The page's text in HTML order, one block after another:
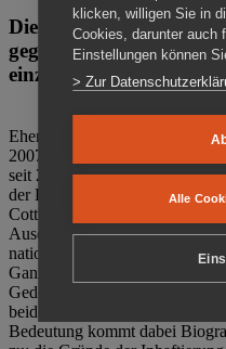
Die Gedenkstätte
gegen das Vergessen.
einzigartig.
Ehemalige politische Häftlinge
2007 den Verein
seit 2011 Eigentümer des
der Bautzener Straße und
Cottbus ist. Im Zentrum der
Auseinandersetzung mit
nationalsozialistischen
Ganzjährig zeigen mehrere
Gedenkstätte Zuchthaus
beiden deutschen Diktaturen
Bedeutung kommt dabei
klicken, willigen Sie in
Cookies, darunter auch
Einstellungen können
> Zur
Alle